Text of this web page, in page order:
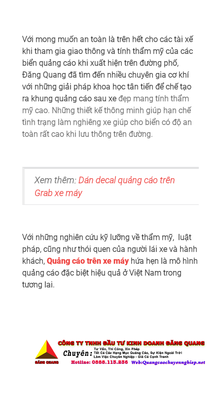
Với mong muốn an toàn là trên hết cho các tài xế
khi tham gia giao thông và tính thẩm mỹ của các
biển quảng cáo khi xuất hiện trên đường phố,
Đăng Quang đã tìm đến nhiều chuyên gia cơ khí
với những giải pháp khoa học tân tiến để chế tạo
ra khung quảng cáo sau xe đẹp mang tính thẩm
mỹ cao. Những thiết kế thông minh giúp hạn chế
tình trạng làm nghiêng xe giúp cho biển có độ an
toàn rất cao khi lưu thông trên đường.
Xem thêm: Dán decal quảng cáo trên
Grab xe máy
Với những nghiên cứu kỹ lưỡng về thẩm mỹ,
luật
pháp, cũng như thói quen của người lái xe và hành
khách, Quảng cáo trên xe máy hứa hẹn là mô hình
quảng cáo đặc biệt hiệu quả ở Việt Nam trong
tương lai.